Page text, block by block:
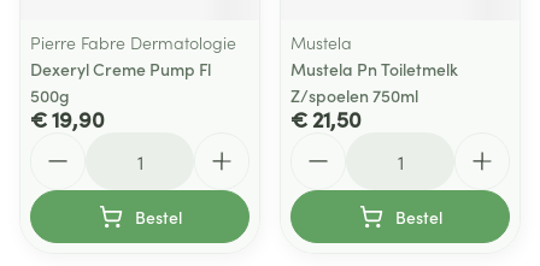
Pierre Fabre Dermatologie
Dexeryl Creme Pump Fl
500g
€ 19,90
Bestel
Mustela
Mustela Pn Toiletmelk
Z/spoelen 750ml
€ 21,50
Bestel